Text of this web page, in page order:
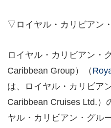
▽ロイヤル・カリビアン
ロイヤル・カリビアン・
Caribbean Group）（
は、ロイヤル・カリビア
Caribbean Cruises Ltd.）
ヤル・カリビアン・グル